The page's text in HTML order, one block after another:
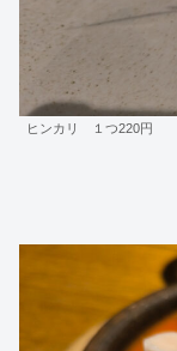
ヒンカリ １つ220円